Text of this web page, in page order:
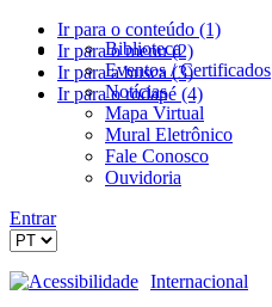
Ir para o conteúdo (1)
Ir para o menu (2)
Ir para a busca (3)
Ir para o rodapé (4)
Biblioteca
Eventos / Certificados
Notícias
Mapa Virtual
Mural Eletrônico
Fale Conosco
Ouvidoria
Entrar
Acessibilidade Internacional